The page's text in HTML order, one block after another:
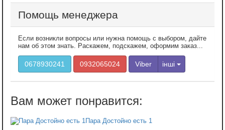
Помощь менеджера
Если возникли вопросы или нужна помощь с выбором, дайте
нам об этом знать. Раскажем, подскажем, оформим заказ...
0678930241 0932065024 Viber інші
Пара Достойно есть 1